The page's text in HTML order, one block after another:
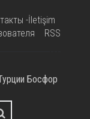
-İletişim
RSS
Босфор